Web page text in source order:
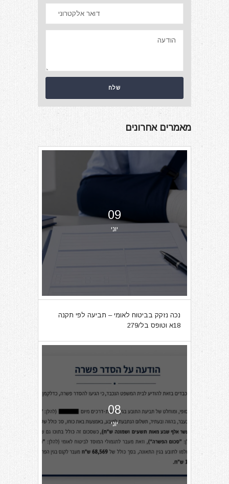
מאמרים אחרונים
09
יוני
נכה נזקק בביטוח לאומי – תביעה לפי תקנה
18א וטופס בל/279
08
יוני